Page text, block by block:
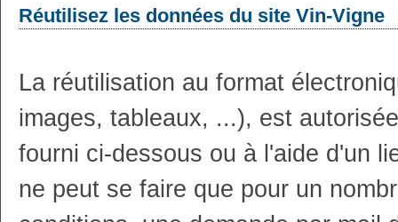
Réutilisez les données du site Vin-Vigne
La réutilisation au format
images, tableaux, ...), est
fourni ci-dessous ou à l'aide d'un
ne peut se faire que pour un